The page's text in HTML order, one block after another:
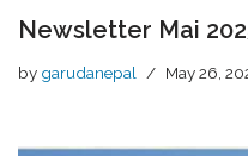
Newsletter Mai
by garudanepal May 26,